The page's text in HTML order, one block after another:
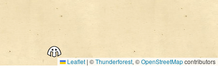
Leaflet | ©Thunderforest, ©OpenStreetMapcontributors